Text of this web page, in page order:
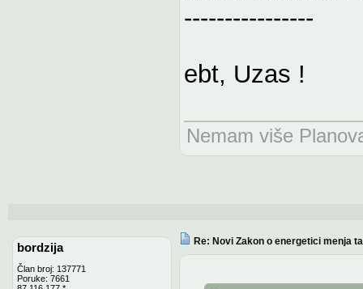
----------------
ebt, Uzas !
Nemam više
bordzija
Član broj: 137771
Poruke: 7661
Re: Novi Zakon o energetici menja